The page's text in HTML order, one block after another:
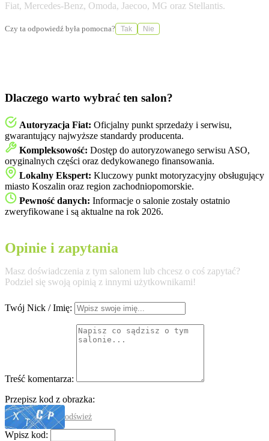
Fiat, Mercedes-Benz, Omoda, Jaecoo, MG oraz Stellantis.
Czy ta odpowiedź była pomocna? Tak Nie
Dlaczego warto wybrać ten salon?
Autoryzacja Fiat: Oficjalny punkt sprzedaży i serwisu,
gwarantujący najwyższe standardy producenta.
Kompleksowość: Dostęp do autoryzowanego serwisu ASO,
oryginalnych części oraz dedykowanego finansowania.
Lokalny Ekspert: Kluczowy punkt motoryzacyjny obsługujący
miasto Koszalin oraz region zachodniopomorskie.
Pewność danych: Informacje o salonie zostały ostatnio
zweryfikowane i są aktualne na rok 2026.
Opinie i zapytania
Masz doświadczenia z tym salonem lub chcesz o coś zapytać?
Podziel się swoją opinią z innymi użytkownikami!
Twój Nick / Imię:
Treść komentarza:
Przepisz kod z obrazka:
odśwież
Wpisz kod: